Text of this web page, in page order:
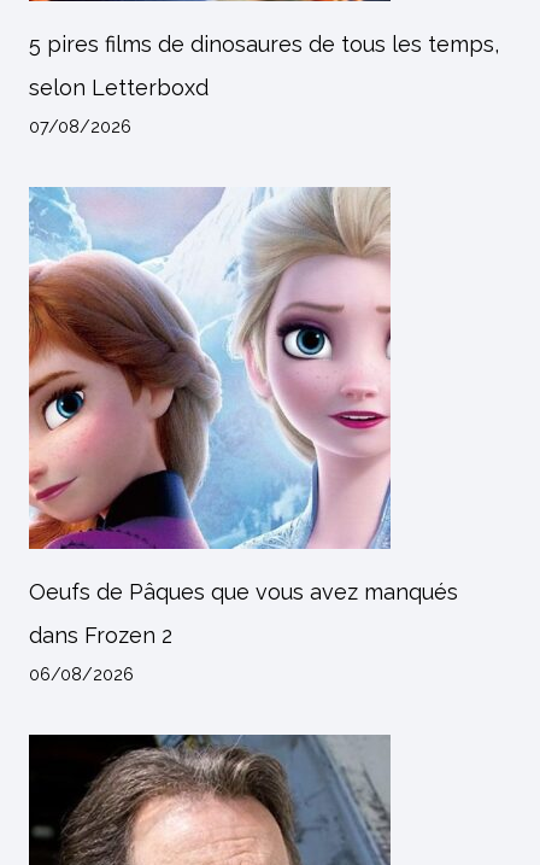
5 pires films de dinosaures de tous les temps,
selon Letterboxd
07/08/2026
Oeufs de Pâques que vous avez manqués
dans Frozen 2
06/08/2026